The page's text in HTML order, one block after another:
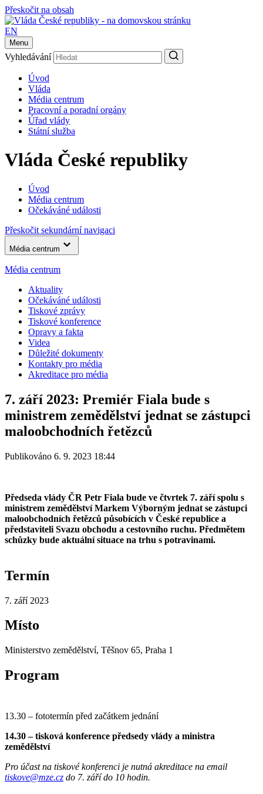
Přeskočit na obsah
EN
Menu
Vyhledávání
Úvod
Vláda
Média centrum
Pracovní a poradní orgány
Úřad vlády
Státní služba
Vláda České republiky
Úvod
Média centrum
Očekáváné události
Přeskočit sekundární navigaci
Média centrum
Média centrum
Aktuality
Očekáváné události
Tiskové zprávy
Tiskové konference
Opravy a fakta
Videa
Důležité dokumenty
Kontakty pro média
Akreditace pro média
7. září 2023: Premiér Fiala bude s
ministrem zemědělství jednat se zástupci
maloobchodních řetězců
Publikováno 6. 9. 2023 18:44
Předseda vlády ČR Petr Fiala bude ve čtvrtek 7. září spolu s
ministrem zemědělství Markem Výborným jednat se zástupci
maloobchodních řetězců působících v České republice a
představiteli Svazu obchodu a cestovního ruchu. Předmětem
schůzky bude aktuální situace na trhu s potravinami.
Termín
7. září 2023
Místo
Ministerstvo zemědělství, Těšnov 65, Praha 1
Program
13.30 – fototermín před začátkem jednání
14.30 – tisková konference předsedy vlády a ministra
zemědělství
Pro účast na tiskové konferenci je nutná akreditace na email
tiskove@mze.cz do 7. září do 10 hodin.